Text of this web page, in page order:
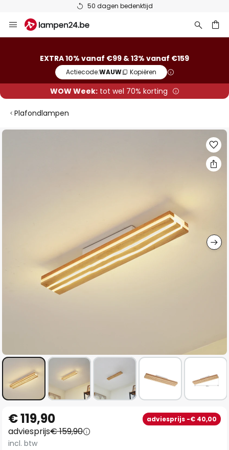
50 dagen bedenktijd
naar
EXTRA 10% vanaf €99 & 13% vanaf €159
Actiecode:WAUW Kopiëren
WOW Week:tot wel 70% korting
Plafondlampen
Ga
naar
het
begin
€ 119,90 adviesprijs -€ 40,00
adviesprijs€ 159,90
incl. btw